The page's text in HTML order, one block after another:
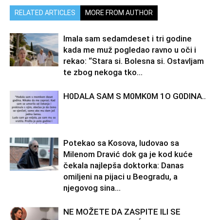
RELATED ARTICLES MORE FROM AUTHOR
Imala sam sedamdeset i tri godine
kada me muž pogledao ravno u oči i
rekao: “Stara si. Bolesna si. Ostavljam
te zbog nekoga tko...
H0DALA SAM S M0MK0M 1O G0DINA..
Potekao sa Kosova, ludovao sa
Milenom Dravić dok ga je kod kuće
čekala najlepša doktorka: Danas
omiljeni na pijaci u Beogradu, a
njegovog sina...
NE MOŽETE DA ZASPITE ILI SE